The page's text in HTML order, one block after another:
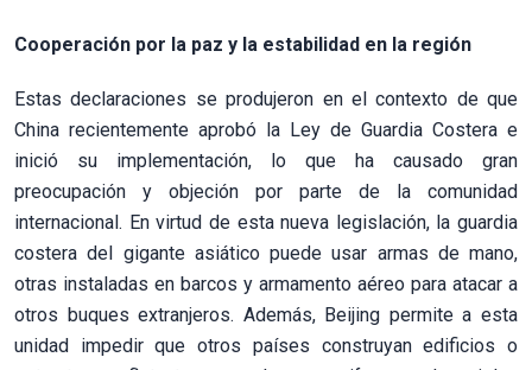
Cooperación por la paz y la estabilidad en la región
Estas declaraciones se produjeron en el contexto de que
China recientemente aprobó la Ley de Guardia Costera e
inició su implementación, lo que ha causado gran
preocupación y objeción por parte de la comunidad
internacional. En virtud de esta nueva legislación, la guardia
costera del gigante asiático puede usar armas de mano,
otras instaladas en barcos y armamento aéreo para atacar a
otros buques extranjeros. Además, Beijing permite a esta
unidad impedir que otros países construyan edificios o